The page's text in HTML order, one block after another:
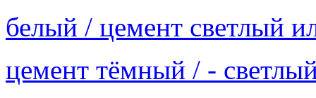
белый / цемент светлый
цемент тёмный / -